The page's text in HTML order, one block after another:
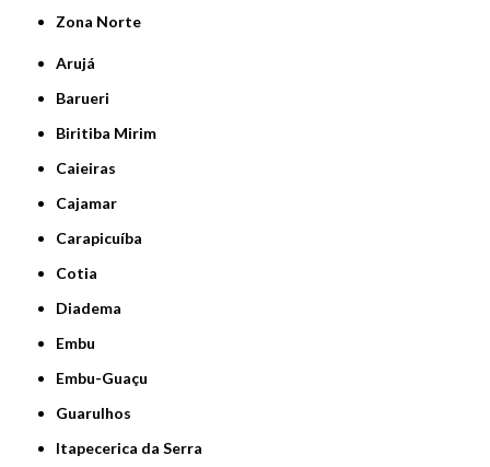
Zona Norte
Arujá
Barueri
Biritiba Mirim
Caieiras
Cajamar
Carapicuíba
Cotia
Diadema
Embu
Embu-Guaçu
Guarulhos
Itapecerica da Serra